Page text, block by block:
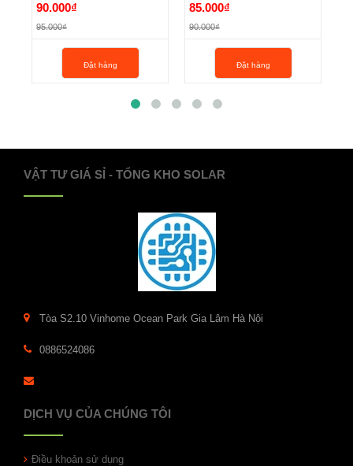
10M24
90.000₫
95.000₫
Đặt hàng
10M09
85.000₫
90.000₫
Đặt hàng
VẬT TƯ GIÁ SỈ - TỔNG KHO SOLAR
Tòa S2.10 Vinhome Ocean Park Gia Lâm Hà Nội
0886524086
DỊCH VỤ CỦA CHÚNG TÔI
Điều khoản sử dụng